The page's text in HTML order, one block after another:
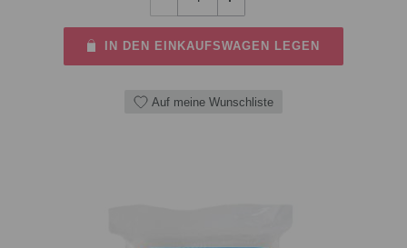
IN DEN EINKAUFSWAGEN LEGEN
Auf meine Wunschliste